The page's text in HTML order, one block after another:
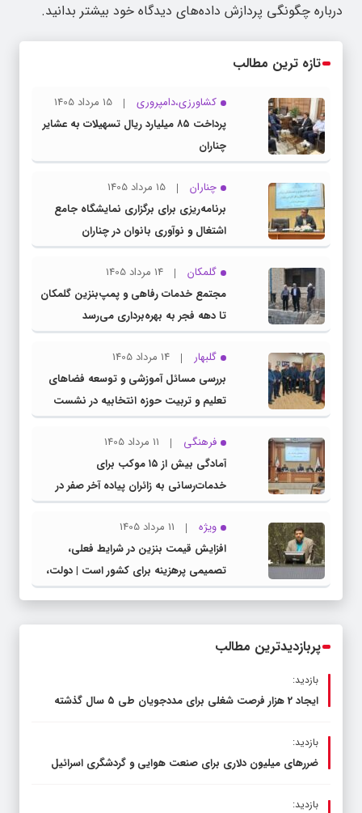
درباره چگونگی پردازش داده‌های دیدگاه خود بیشتر بدانید.
تازه ترین مطالب
کشاورزی،دامپروری
15 مرداد 1405
پرداخت ۸۵ میلیارد ریال تسهیلات به عشایر
چناران
چناران
15 مرداد 1405
برنامه‌ریزی برای برگزاری نمایشگاه جامع
اشتغال و نوآوری بانوان در چناران
گلمکان
14 مرداد 1405
مجتمع خدمات رفاهی و پمپ‌بنزین گلمکان
تا دهه فجر به بهره‌برداری می‌رسد
گلبهار
14 مرداد 1405
بررسی مسائل آموزشی و توسعه فضاهای
تعلیم و تربیت حوزه انتخابیه در نشست
مشترک عضو کمیسیون آموزش مجلس با
مدیرکل آموزش و پرورش خراسان رضوی
فرهنگی
11 مرداد 1405
آمادگی بیش از ۱۵ موکب برای
خدمات‌رسانی به زائران پیاده آخر صفر در
شهرستان چناران
ویژه
11 مرداد 1405
افزایش قیمت بنزین در شرایط فعلی،
تصمیمی پرهزینه برای کشور است | دولت،
قاچاق سوخت و عوامل اصلی ناترازی را
پربازدیدترین مطالب
بازدید:
ایجاد 2 هزار فرصت شغلی برای مددجویان طی ۵ سال گذشته
بازدید:
ضررهای میلیون دلاری برای صنعت هوایی و گردشگری اسرائیل
بازدید: